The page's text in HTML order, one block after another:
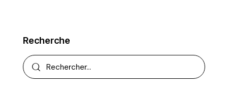
Recherche